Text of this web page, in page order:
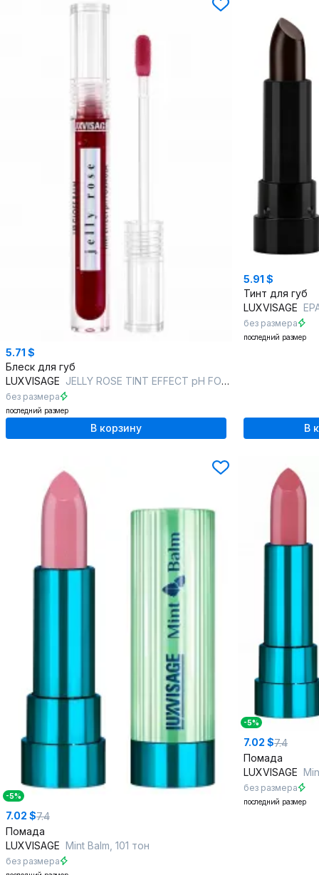
5.71 $
Блеск для губ
LUXVISAGE JELLY ROSE TINT EFFECT pH FORMULA 03 dark rose
без размера
последний размер
В корзину
5.91 $
Тинт для губ
LUXVISAGE
без размера
последний размер
В
-5%
7.02 $7.4
Помада
LUXVISAGE Mint Balm, 101 тон
без размера
-5%
7.02 $7.4
Помада
LUXVISAGE
без размера
последний размер